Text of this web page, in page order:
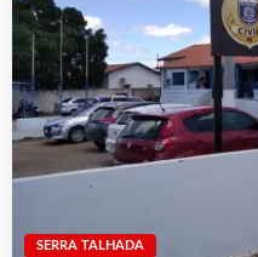
SERRA TALHADA